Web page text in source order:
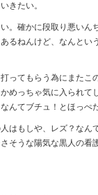
きたい。
。確かに段取り悪いん
るねんけど、なんとい
ってもらう為にまたこ
めっちゃ気に入られて
んてブチュ！とほっぺ
はもしや、レズ？なん
そうな陽気な黒人の